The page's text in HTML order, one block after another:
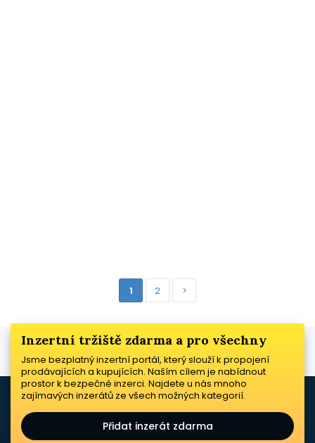
1 2 >
Inzertní tržiště zdarma a pro všechny
Jsme bezplatný inzertní portál, který slouží k propojení
prodávajících a kupujících. Naším cílem je nabídnout
prostor k bezpečné inzerci. Najdete u nás mnoho
zajímavých inzerátů ze všech možných kategorií.
Přidat inzerát zdarma